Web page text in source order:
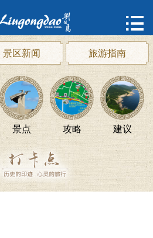
概况
动态

景区新闻 旅游指南
景点 攻略 建议